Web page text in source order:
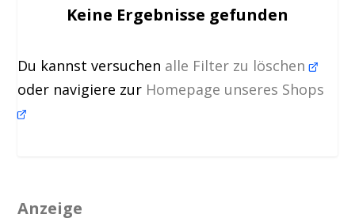
Keine Ergebnisse gefunden
Du kannst versuchen alle Filter zu löschen
oder navigiere zur Homepage unseres Shops
Anzeige